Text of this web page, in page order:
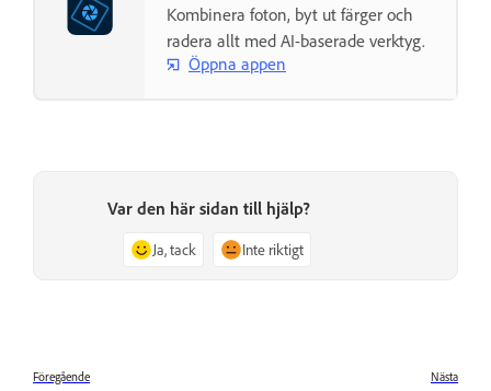
Kombinera foton, byt ut färger och
radera allt med AI-baserade verktyg.
Öppna appen
Var den här sidan till hjälp?
Ja, tack Inte riktigt
Föregående Nästa